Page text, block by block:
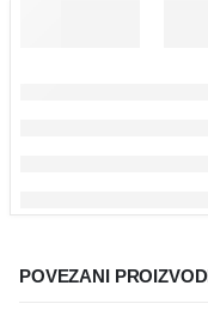
POVEZANI PROIZVODI